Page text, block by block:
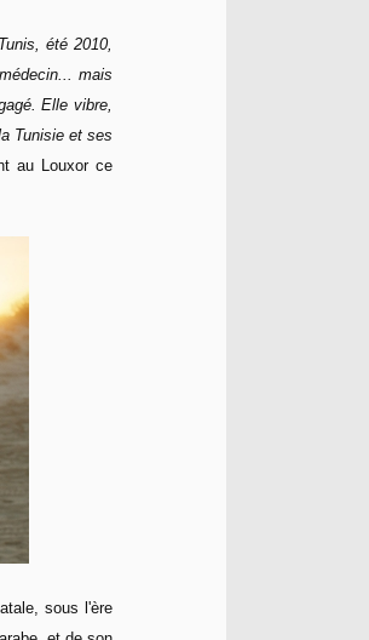
Tunis, été 2010,
mais
Elle vibre,
Tunisie et ses
au Louxor ce
sous l'ère